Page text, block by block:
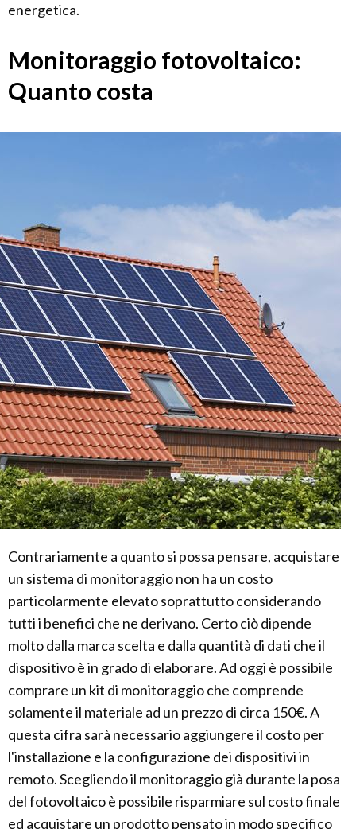
energetica.
Monitoraggio fotovoltaico:
Quanto costa
Contrariamente a quanto si possa pensare, acquistare
un sistema di monitoraggio non ha un costo
particolarmente elevato soprattutto considerando
tutti i benefici che ne derivano. Certo ciò dipende
molto dalla marca scelta e dalla quantità di dati che il
dispositivo è in grado di elaborare. Ad oggi è possibile
comprare un kit di monitoraggio che comprende
solamente il materiale ad un prezzo di circa 150€. A
questa cifra sarà necessario aggiungere il costo per
l'installazione e la configurazione dei dispositivi in
remoto. Scegliendo il monitoraggio già durante la posa
del fotovoltaico è possibile risparmiare sul costo finale
ed acquistare un prodotto pensato in modo specifico